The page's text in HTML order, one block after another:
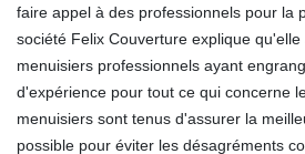
faire appel à des professionnels pour la
société Felix Couverture explique
menuisiers professionnels ayant
d'expérience pour tout ce qui concerne
menuisiers sont tenus d'assurer la
possible pour éviter les désagréments